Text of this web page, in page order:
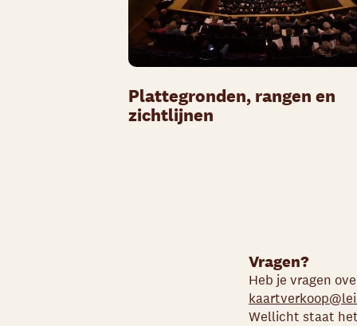
Plattegronden, rangen en
zichtlijnen
Vragen?
Heb je vragen
Wellicht staat